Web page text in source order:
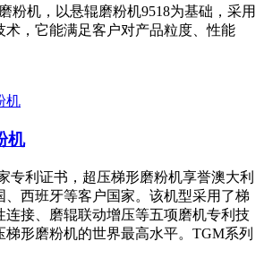
粉机，以悬辊磨粉机9518为基础，采用
术，它能满足客户对产品粒度、性能
机
专利证书，超压梯形磨粉机享誉澳大利
、西班牙等客户国家。该机型采用了梯
连接、磨辊联动增压等五项磨机专利技
梯形磨粉机的世界最高水平。TGM系列